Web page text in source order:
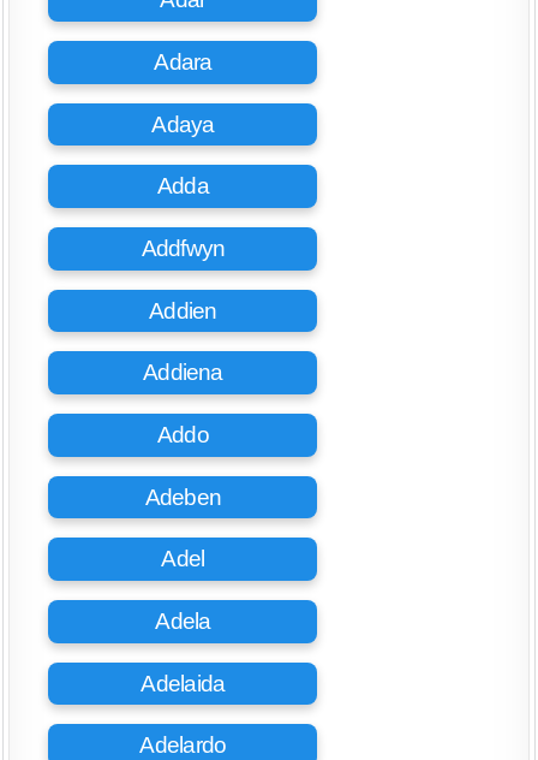
Adara
Adaya
Adda
Addfwyn
Addien
Addiena
Addo
Adeben
Adel
Adela
Adelaida
Adelardo